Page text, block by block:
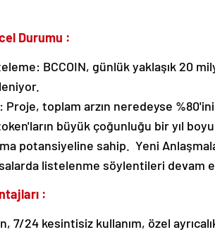
Durumu :
BCCOIN, günlük yaklaşık 20
Proje, toplam arzın neredeyse
büyük çoğunluğu bir yıl
potansiyeline sahip. Yeni
listelenme söylentileri devam
:
7/24 kesintisiz kullanım, özel